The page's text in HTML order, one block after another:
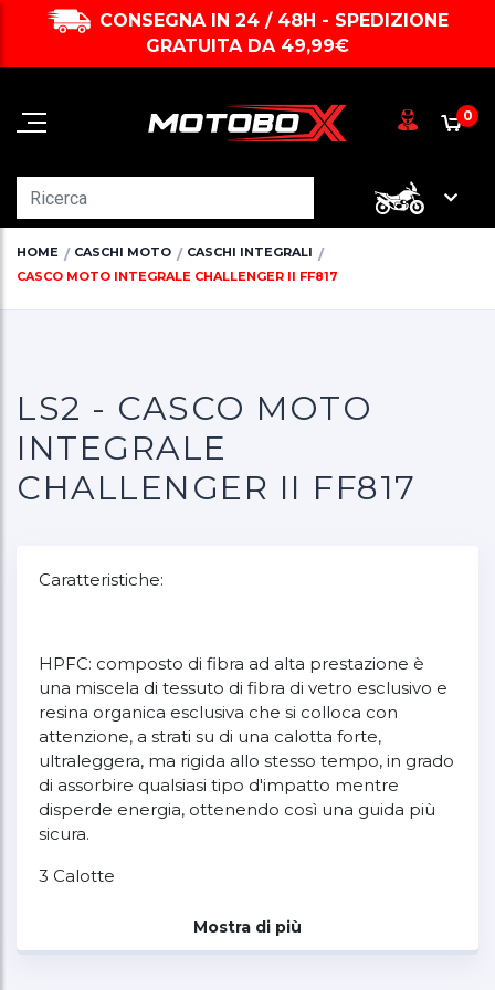
CONSEGNA IN 24 / 48H - SPEDIZIONE
GRATUITA DA 49,99€
0
HOME CASCHI MOTO
CASCHI INTEGRALI
CASCO MOTO INTEGRALE CHALLENGER II FF817
LS2 - CASCO MOTO
INTEGRALE
CHALLENGER II FF817
Caratteristiche:
HPFC: composto di fibra ad alta prestazione è
una miscela di tessuto di fibra di vetro esclusivo e
resina organica esclusiva che si colloca con
attenzione, a strati su di una calotta forte,
ultraleggera, ma rigida allo stesso tempo, in grado
di assorbire qualsiasi tipo d'impatto mentre
disperde energia, ottenendo così una guida più
sicura.
3 Calotte
Mostra di più